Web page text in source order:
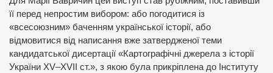
її перед непростим вибором: або погодитися із
«всесоюзним» баченням української історії, або
відмовитися від написання вже затвердженої теми
кандидатської дисертації «Картографічні джерела з історії
України XV–XVII ст.», з якою була прикріплена до Інституту